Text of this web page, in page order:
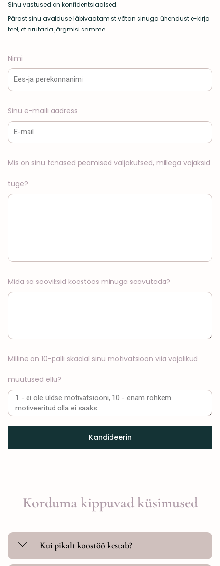
Sinu vastused on konfidentsiaalsed.
Pärast sinu avalduse läbivaatamist võtan sinuga ühendust e-kirja
teel, et arutada järgmisi samme.
Nimi
Sinu e-maili aadress
Mis on sinu tänased peamised väljakutsed, millega vajaksid
tuge?
Mida sa sooviksid koostöös minuga saavutada?
Milline on 10-palli skaalal sinu motivatsioon viia vajalikud
muutused ellu?
Kandideerin
Korduma kippuvad küsimused
Kui pikalt koostöö kestab?